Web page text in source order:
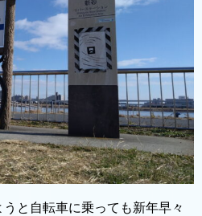
と自転車に乗っても新年早々